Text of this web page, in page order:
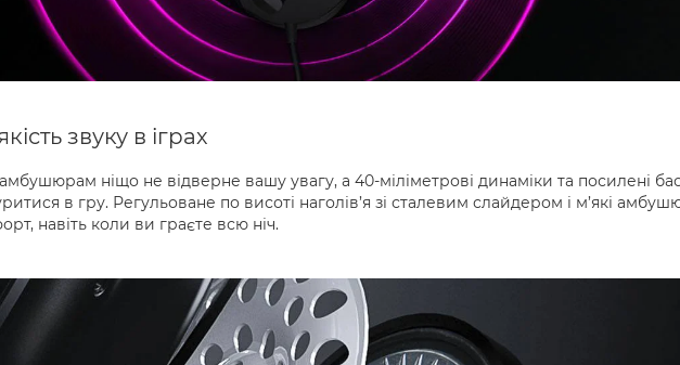
звуку в іграх
ніщо не відверне вашу увагу, а 40-міліметрові динаміки та посилені
в гру. Регульоване по висоті наголів’я зі сталевим слайдером і м’які
навіть коли ви граєте всю ніч.